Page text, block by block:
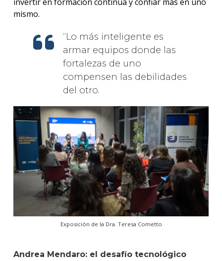
mismo.
Lo más inteligente es
armar equipos donde las
fortalezas de uno
compensen las debilidades
del otro.
Exposición de la Dra. Teresa Cometto
Andrea Mendaro: el desafío tecnológico